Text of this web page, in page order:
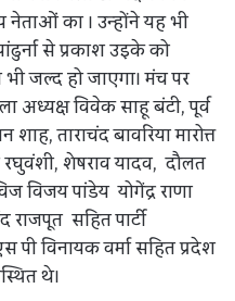
का । उन्होंने यह भी
से प्रकाश उइके को
जल्द हो जाएगा। मंच पर
अध्यक्ष विवेक साहू बंटी, पूर्व
ताराचंद बावरिया मारोत्त
शेषराव यादव, दौलत
विजय पांडेय योगेंद्र राणा
सहित पार्टी
पी विनायक वर्मा सहित प्रदेश
थे।